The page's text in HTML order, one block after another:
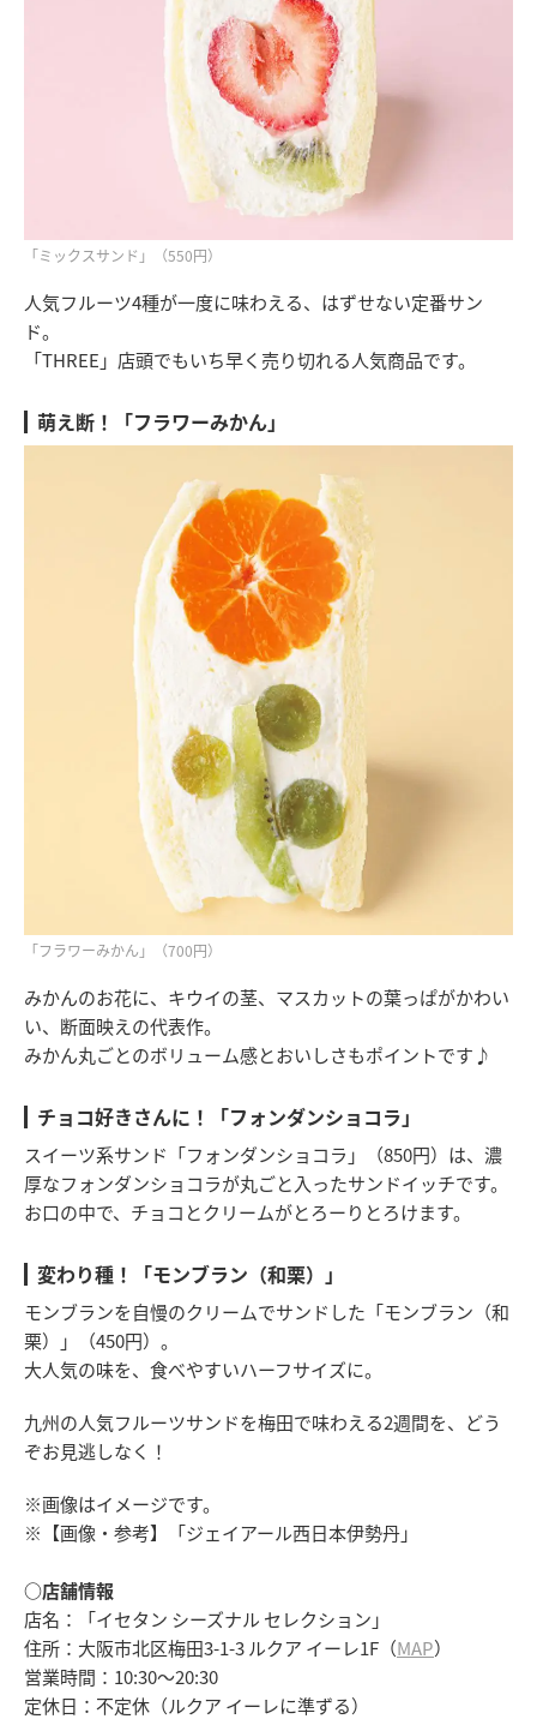
「ミックスサンド」（550円）
人気フルーツ4種が一度に味わえる、はずせない定番サン
ド。
「THREE」店頭でもいち早く売り切れる人気商品です。
萌え断！「フラワーみかん」
「フラワーみかん」（700円）
みかんのお花に、キウイの茎、マスカットの葉っぱがかわい
い、断面映えの代表作。
みかん丸ごとのボリューム感とおいしさもポイントです♪
チョコ好きさんに！「フォンダンショコラ」
スイーツ系サンド「フォンダンショコラ」（850円）は、濃
厚なフォンダンショコラが丸ごと入ったサンドイッチです。
お口の中で、チョコとクリームがとろーりとろけます。
変わり種！「モンブラン（和栗）」
モンブランを自慢のクリームでサンドした「モンブラン（和
栗）」（450円）。
大人気の味を、食べやすいハーフサイズに。
九州の人気フルーツサンドを梅田で味わえる2週間を、どう
ぞお見逃しなく！
※画像はイメージです。
※【画像・参考】「ジェイアール西日本伊勢丹」
○店舗情報
店名：「イセタン シーズナル セレクション」
住所：大阪市北区梅田3-1-3 ルクア イーレ1F（MAP）
営業時間：10:30～20:30
定休日：不定休（ルクア イーレに準ずる）